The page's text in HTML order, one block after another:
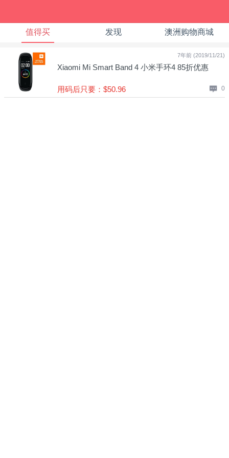
值得买 发现 澳洲购物商城
7年前 (2019/11/21)
Xiaomi Mi Smart Band 4 小米手环4 85折优惠
用码后只要：$50.96 0